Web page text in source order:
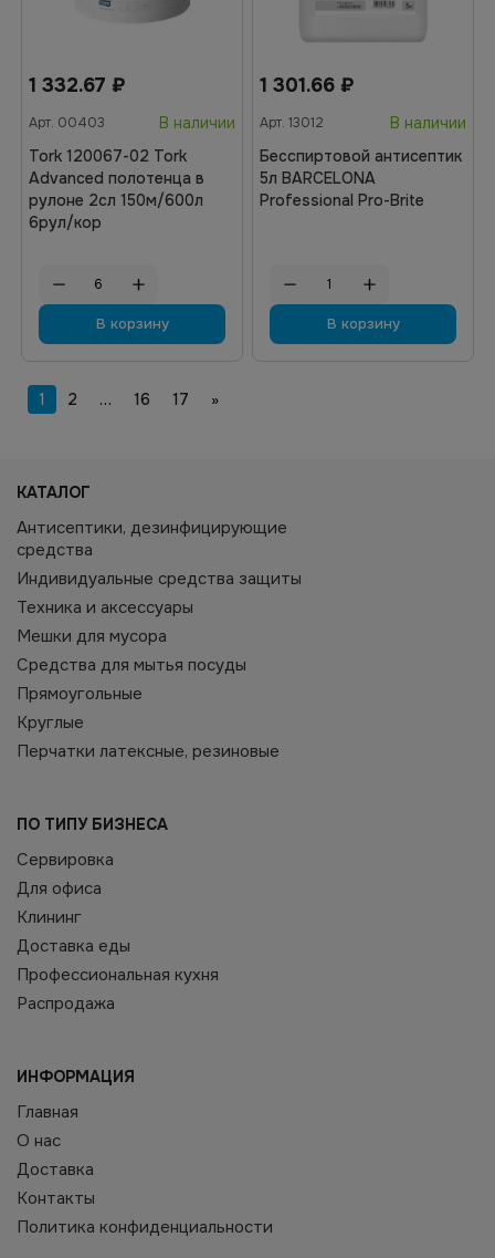
1 332.67 ₽
Арт. 00403
В наличии
Tork 120067-02 Tork
Advanced полотенца в
рулоне 2сл 150м/600л
6рул/кор
В корзину
1 301.66 ₽
Арт. 13012
В наличии
Бесспиртовой антисептик
5л BARCELONA
Professional Pro-Brite
В корзину
1 2 … 16 17 »
КАТАЛОГ
Антисептики, дезинфицирующие
средства
Индивидуальные средства защиты
Техника и аксессуары
Мешки для мусора
Средства для мытья посуды
Прямоугольные
Круглые
Перчатки латексные, резиновые
ПО ТИПУ БИЗНЕСА
Сервировка
Для офиса
Клининг
Доставка еды
Профессиональная кухня
Распродажа
ИНФОРМАЦИЯ
Главная
О нас
Доставка
Контакты
Политика конфиденциальности